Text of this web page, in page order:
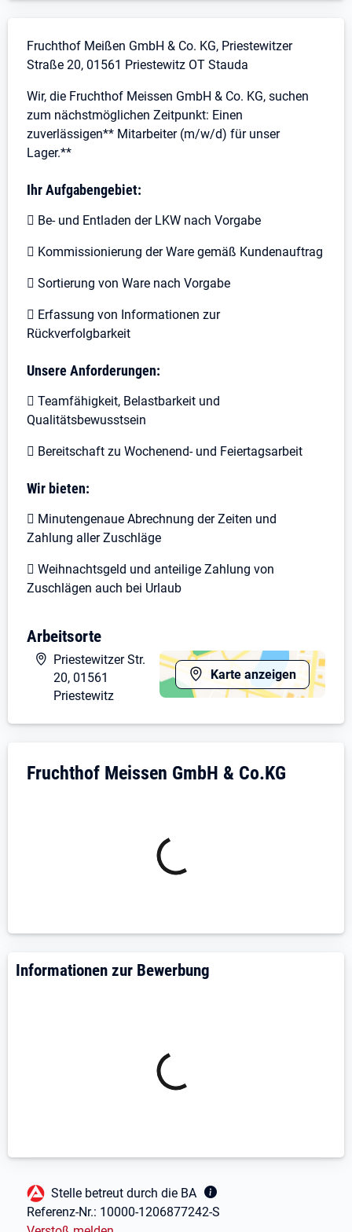
Stellenbeschreibung
Fruchthof Meißen GmbH & Co. KG, Priestewitzer
Straße 20, 01561 Priestewitz OT Stauda
Wir, die Fruchthof Meissen GmbH & Co. KG, suchen
zum nächstmöglichen Zeitpunkt: Einen
zuverlässigen** Mitarbeiter (m/w/d) für unser
Lager.**
Ihr Aufgabengebiet:
 Be- und Entladen der LKW nach Vorgabe
 Kommissionierung der Ware gemäß Kundenauftrag
 Sortierung von Ware nach Vorgabe
 Erfassung von Informationen zur
Rückverfolgbarkeit
Unsere Anforderungen:
 Teamfähigkeit, Belastbarkeit und
Qualitätsbewusstsein
 Bereitschaft zu Wochenend- und Feiertagsarbeit
Wir bieten:
 Minutengenaue Abrechnung der Zeiten und
Zahlung aller Zuschläge
 Weihnachtsgeld und anteilige Zahlung von
Zuschlägen auch bei Urlaub
 Arbeiten in Vollzeit 5 Tage à 8 Stunden
 Gutes Betriebsklima
Bewerbung ab sofort per Post oder Email an:
Priestewitzer Straße 20
Arbeitsorte
Karte anzeigen
Priestewitzer Str.
20, 01561
Priestewitz
Unternehmensdarstellung: Fruchthof
Fruchthof Meissen GmbH & Co.KG
Informationen zur Bewerbung
Fußbereich
Stelle betreut durch die BA
Referenz-Nr.: 10000-1206877242-S